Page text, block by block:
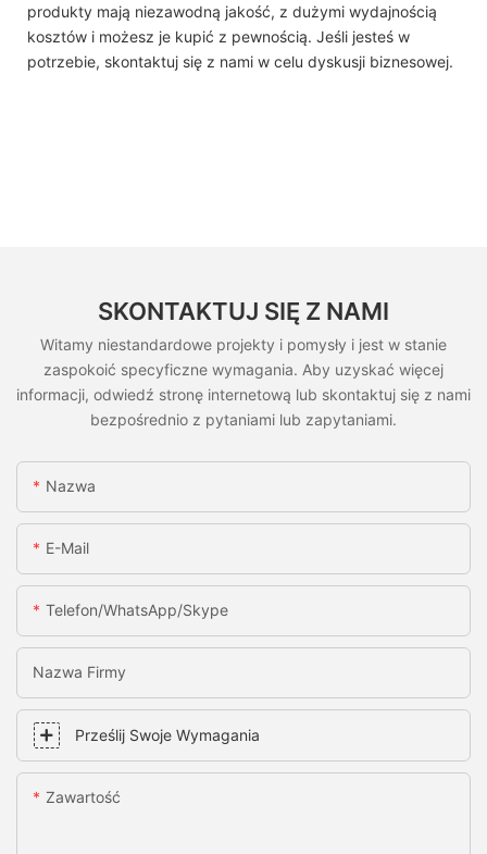
produkty mają niezawodną jakość, z dużymi wydajnością
kosztów i możesz je kupić z pewnością. Jeśli jesteś w
potrzebie, skontaktuj się z nami w celu dyskusji biznesowej.
SKONTAKTUJ SIĘ Z NAMI
Witamy niestandardowe projekty i pomysły i jest w stanie
zaspokoić specyficzne wymagania. Aby uzyskać więcej
informacji, odwiedź stronę internetową lub skontaktuj się z nami
bezpośrednio z pytaniami lub zapytaniami.
Nazwa
E-Mail
Telefon/WhatsApp/Skype
Nazwa Firmy
Prześlij Swoje Wymagania
Zawartość